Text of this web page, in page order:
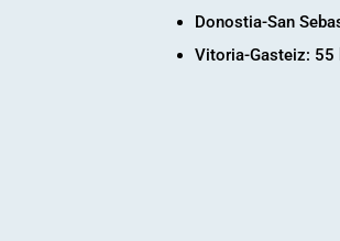
Donostia-San
Vitoria-Gasteiz: 55